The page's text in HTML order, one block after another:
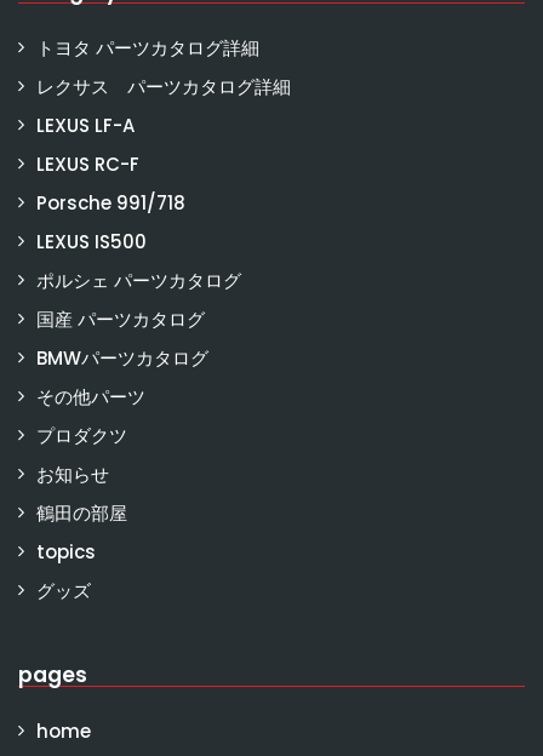
トヨタ パーツカタログ詳細
レクサス パーツカタログ詳細
LEXUS LF-A
LEXUS RC-F
Porsche 991/718
LEXUS IS500
ポルシェ パーツカタログ
国産 パーツカタログ
BMWパーツカタログ
その他パーツ
プロダクツ
お知らせ
鶴田の部屋
topics
グッズ
pages
home